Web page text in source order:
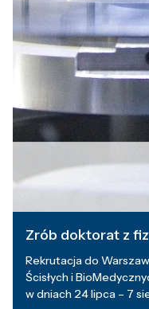
Zrób doktorat z
Rekrutacja do
Ścisłych i
w dniach 24 lipca – 7